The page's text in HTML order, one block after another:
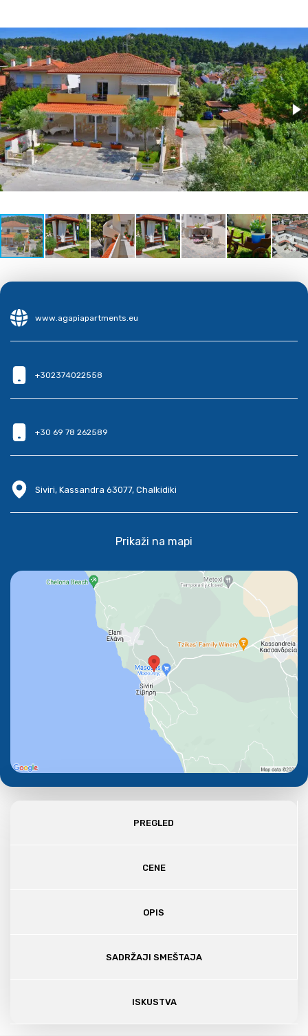
www.agapiapartments.eu
+302374022558
+30 69 78 262589
Siviri, Kassandra 63077, Chalkidiki
Prikaži na mapi
PREGLED
CENE
OPIS
SADRŽAJI SMEŠTAJA
ISKUSTVA